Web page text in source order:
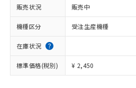
販売状況 販売中
機種区分 受注生産機種
在庫状況
標準価格(税別) ¥ 2,450